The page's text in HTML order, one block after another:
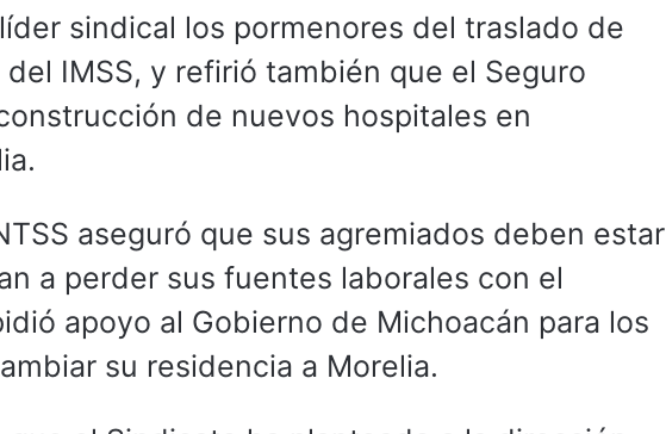
sindical los pormenores del traslado de
IMSS, y refirió también que el Seguro
de nuevos hospitales en
aseguró que sus agremiados deben estar
a perder sus fuentes laborales con el
apoyo al Gobierno de Michoacán para los
su residencia a Morelia.